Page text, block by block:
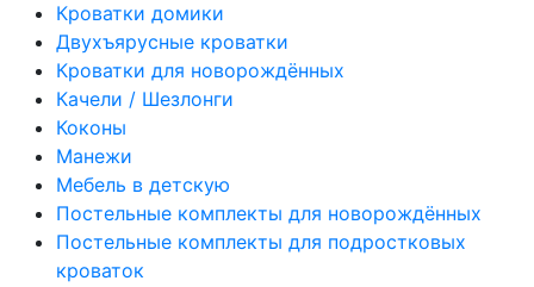
Кроватки домики
Двухъярусные кроватки
Кроватки для новорождённых
Качели / Шезлонги
Коконы
Манежи
Мебель в детскую
Постельные комплекты для новорождённых
Постельные комплекты для подростковых
кроваток